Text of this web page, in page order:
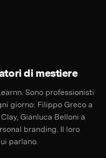
di mestiere
Sono professionisti
giorno: Filippo Greco a
Gianluca Belloni a
branding. Il loro
parlano.